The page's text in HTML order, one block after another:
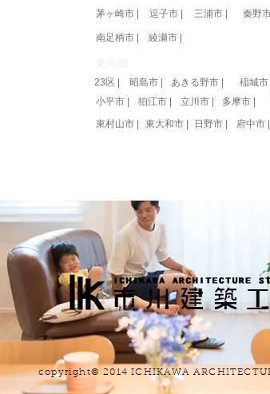
茅ヶ崎市 |
逗子市 | 三浦市 | 秦野市
南足柄市 | 綾瀬市 |
23区 | 昭島市 | あきる野市 | 稲城市 |
多摩市 |
立川市 |
狛江市 |
小平市 |
府中市 |
日野市 |
東村山市 | 東大和市 |
copyright© 2014 ICHIKAWA